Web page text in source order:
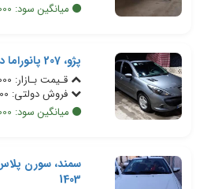
میانگین سود: 303,450,000 ت
پژو، 207 پانوراما دنده ای TU5 - مدل 1401
قـیمت بـازار: 1,335,000,000 ت
فروش دولتی: 881,100,000 ت
میانگین سود: 317,730,000 ت
1403